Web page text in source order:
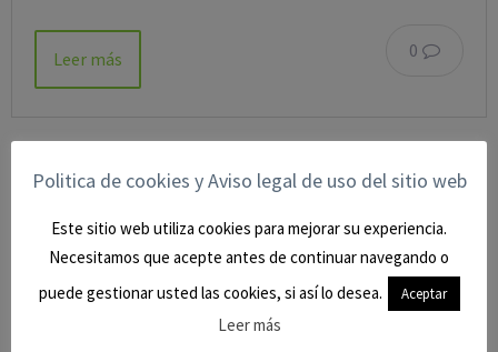
0
Leer más
BUSCAR EN EL BLOG
Politica de cookies y Aviso legal de uso del sitio web
Este sitio web utiliza cookies para mejorar su experiencia.
Necesitamos que acepte antes de continuar navegando o
puede gestionar usted las cookies, si así lo desea.
Aceptar
Leer más